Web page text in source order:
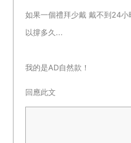
如果一個禮拜少戴 戴不到24
以撐多久...
我的是AD自然款！
回應此文